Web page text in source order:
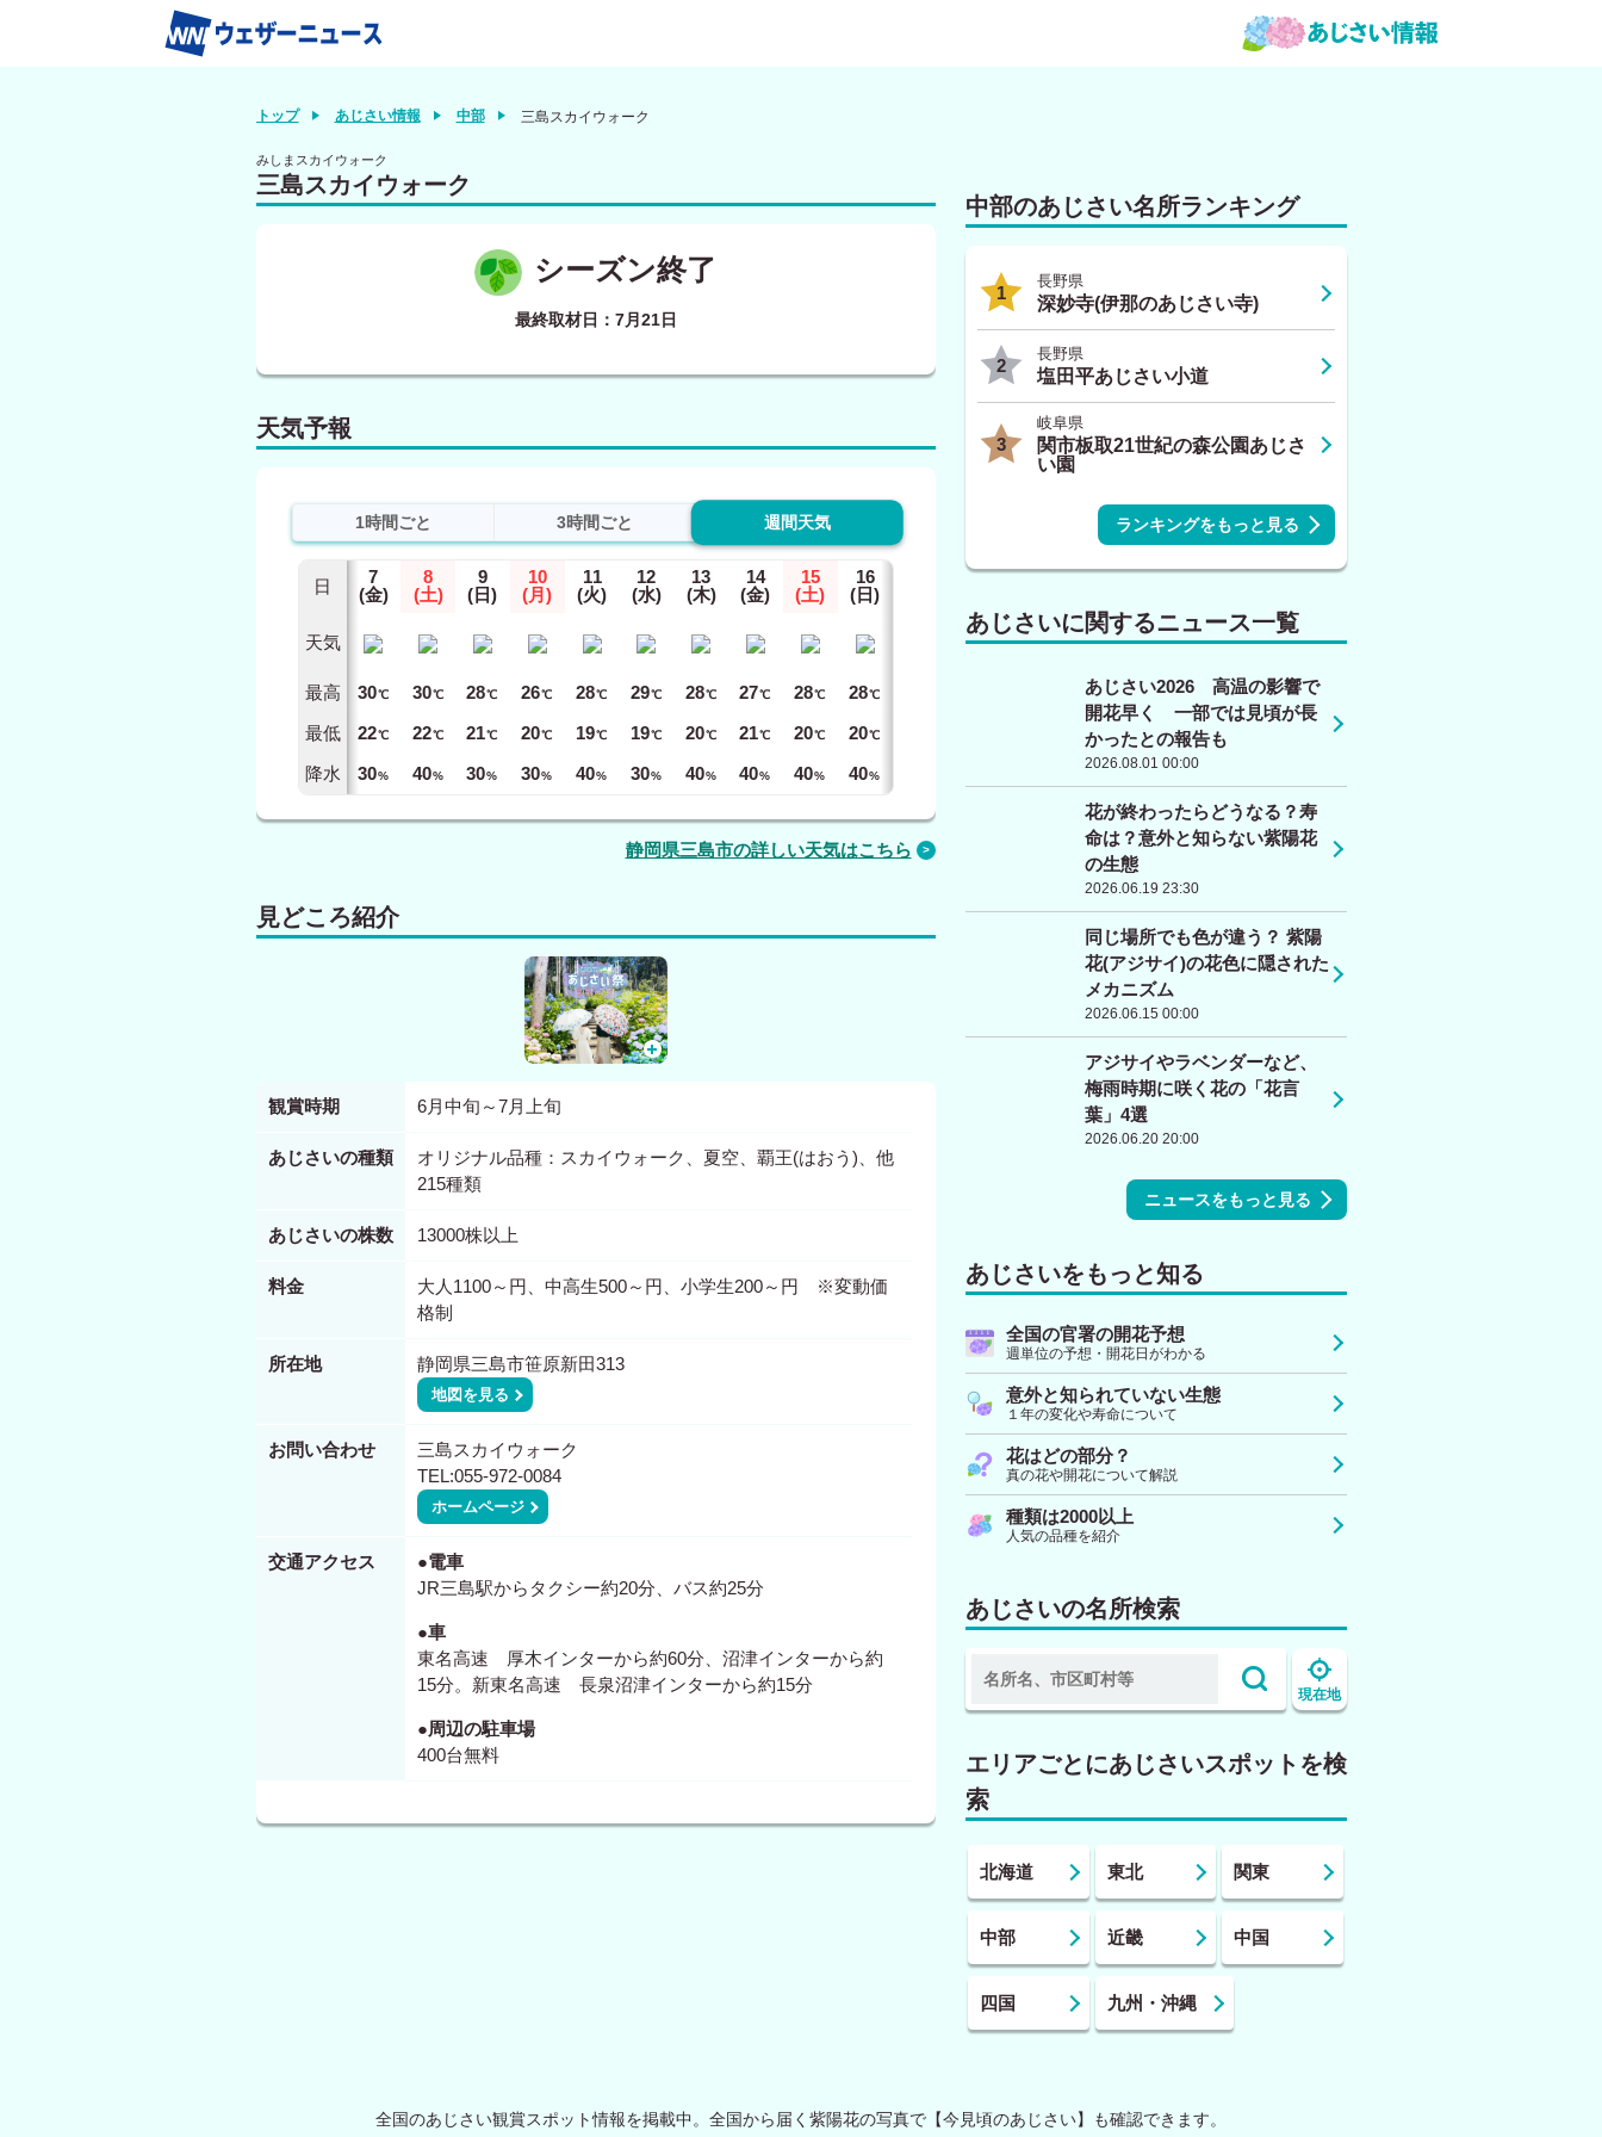
トップ あじさい情報 中部 三島スカイウォーク
みしまスカイウォーク
三島スカイウォーク
シーズン終了
最終取材日：7月21日
天気予報
1時間ごと 3時間ごと 週間天気
日
天気
最高
最低
降水
7
(金)
30℃
22℃
30%
8
(土)
30℃
22℃
40%
9
(日)
28℃
21℃
30%
10
(月)
26℃
20℃
30%
11
(火)
28℃
19℃
40%
12
(水)
29℃
19℃
30%
13
(木)
28℃
20℃
40%
14
(金)
27℃
21℃
40%
15
(土)
28℃
20℃
40%
16
(日)
28℃
20℃
40%
静岡県三島市の詳しい天気はこちら
見どころ紹介
観賞時期 6月中旬～7月上旬
あじさいの種類
オリジナル品種：スカイウォーク、夏空、覇王(はおう)、他
215種類
あじさいの株数 13000株以上
料金
大人1100～円、中高生500～円、小学生200～円 ※変動価
格制
所在地 静岡県三島市笹原新田313
地図を見る
お問い合わせ
三島スカイウォーク
TEL:055-972-0084
ホームページ
交通アクセス
●電車
JR三島駅からタクシー約20分、バス約25分
●車
東名高速 厚木インターから約60分、沼津インターから約
15分。新東名高速 長泉沼津インターから約15分
●周辺の駐車場
400台無料
中部のあじさい名所ランキング
1
長野県
深妙寺(伊那のあじさい寺)
2
長野県
塩田平あじさい小道
3
岐阜県
関市板取21世紀の森公園あじさ
い園
ランキングをもっと見る
あじさいに関するニュース一覧
あじさい2026 高温の影響で
開花早く 一部では見頃が長
かったとの報告も
2026.08.01 00:00
花が終わったらどうなる？寿
命は？意外と知らない紫陽花
の生態
2026.06.19 23:30
同じ場所でも色が違う？ 紫陽
花(アジサイ)の花色に隠された
メカニズム
2026.06.15 00:00
アジサイやラベンダーなど、
梅雨時期に咲く花の「花言
葉」4選
2026.06.20 20:00
ニュースをもっと見る
あじさいをもっと知る
全国の官署の開花予想
週単位の予想・開花日がわかる
意外と知られていない生態
１年の変化や寿命について
花はどの部分？
真の花や開花について解説
種類は2000以上
人気の品種を紹介
あじさいの名所検索
現在地
エリアごとにあじさいスポットを検
索
北海道 東北 関東
中部 近畿 中国
四国 九州・沖縄
全国のあじさい観賞スポット情報を掲載中。全国から届く紫陽花の写真で【今見頃のあじさい】も確認できます。